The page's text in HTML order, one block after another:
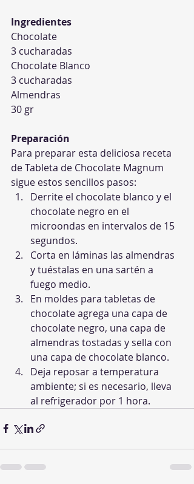
Ingredientes
Chocolate
3 cucharadas
Chocolate Blanco
3 cucharadas
Almendras
30 gr
Preparación
Para preparar esta deliciosa receta
de Tableta de Chocolate Magnum
sigue estos sencillos pasos:
Derrite el chocolate blanco y el
chocolate negro en el
microondas en intervalos de 15
segundos.
Corta en láminas las almendras
y tuéstalas en una sartén a
fuego medio.
En moldes para tabletas de
chocolate agrega una capa de
chocolate negro, una capa de
almendras tostadas y sella con
una capa de chocolate blanco.
Deja reposar a temperatura
ambiente; si es necesario, lleva
al refrigerador por 1 hora.